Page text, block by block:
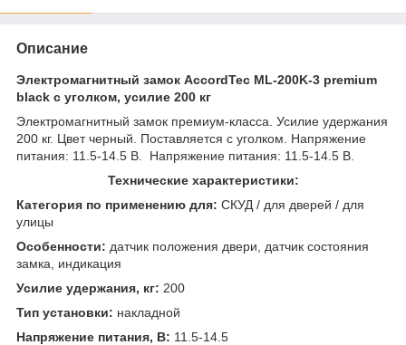
Описание
Электромагнитный замок AccordTec ML-200K-3 premium
black с уголком, усилие 200 кг
Электромагнитный замок премиум-класса. Усилие удержания
200 кг. Цвет черный. Поставляется с уголком. Напряжение
питания: 11.5-14.5 В. Напряжение питания: 11.5-14.5 В.
Технические характеристики:
Категория по применению для: СКУД / для дверей / для
улицы
Особенности: датчик положения двери, датчик состояния
замка, индикация
Усилие удержания, кг: 200
Тип установки: накладной
Напряжение питания, В: 11.5-14.5